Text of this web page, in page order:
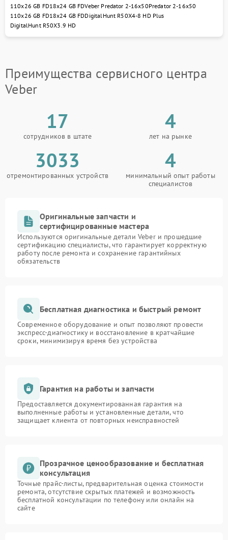
110x26 GB FD18x24 GB FDVeber Predator 2-16x50Predator 2-16x50
110х26 GB FD18x24 GB FDDigitalHunt R50X4-8 HD Plus
DigitalHunt R50X3.9 HD
Преимущества сервисного центра
Veber
17
сотрудников в штате
4
лет на рынке
3033
отремонтированных устройств
4
минимальный опыт работы
специалистов
Оригинальные запчасти и
сертифицированные мастера
Используются оригинальные детали Veber и прошедшие
сертификацию специалисты, что гарантирует корректную
работу после ремонта и сохранение гарантийных
обязательств
Бесплатная диагностика и быстрый ремонт
Современное оборудование и опыт позволяют провести
экспресс-диагностику и восстановление в кратчайшие
сроки, минимизируя время без устройства
Гарантия на работы и запчасти
Предоставляется документированная гарантия на
выполненные работы и установленные детали, что
защищает клиента от повторных неисправностей
Прозрачное ценообразование и бесплатная
консультация
Точные прайс-листы, предварительная оценка стоимости
ремонта, отсутствие скрытых платежей и возможность
бесплатной консультации по телефону или онлайн на
сайте